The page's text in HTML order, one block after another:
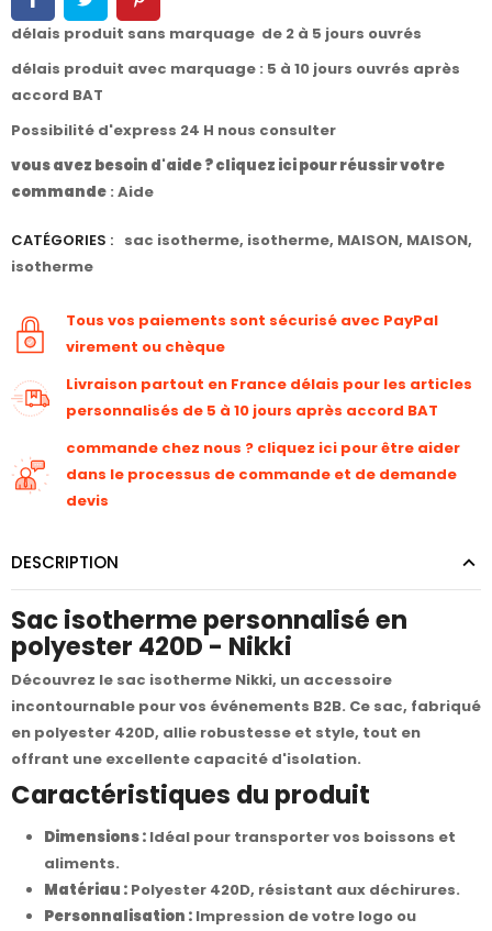
délais produit sans marquage de 2 à 5 jours ouvrés
délais produit avec marquage : 5 à 10 jours ouvrés après
accord BAT
Possibilité d'express 24 H nous consulter
vous avez besoin d'aide ? cliquez ici pour réussir votre
commande : Aide
CATÉGORIES : sac isotherme, isotherme, MAISON, MAISON,
isotherme
Tous vos paiements sont sécurisé avec PayPal
virement ou chèque
Livraison partout en France délais pour les articles
personnalisés de 5 à 10 jours après accord BAT
commande chez nous ? cliquez ici pour être aider
dans le processus de commande et de demande
devis
DESCRIPTION
Sac isotherme personnalisé en
polyester 420D - Nikki
Découvrez le sac isotherme Nikki, un accessoire
incontournable pour vos événements B2B. Ce sac, fabriqué
en polyester 420D, allie robustesse et style, tout en
offrant une excellente capacité d'isolation.
Caractéristiques du produit
Dimensions : Idéal pour transporter vos boissons et
aliments.
Matériau : Polyester 420D, résistant aux déchirures.
Personnalisation : Impression de votre logo ou